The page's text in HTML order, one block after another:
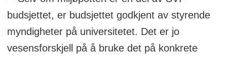
budsjettet, er budsjettet godkjent av styrende
myndigheter på universitetet. Det er jo
vesensforskjell på å bruke det på konkrete